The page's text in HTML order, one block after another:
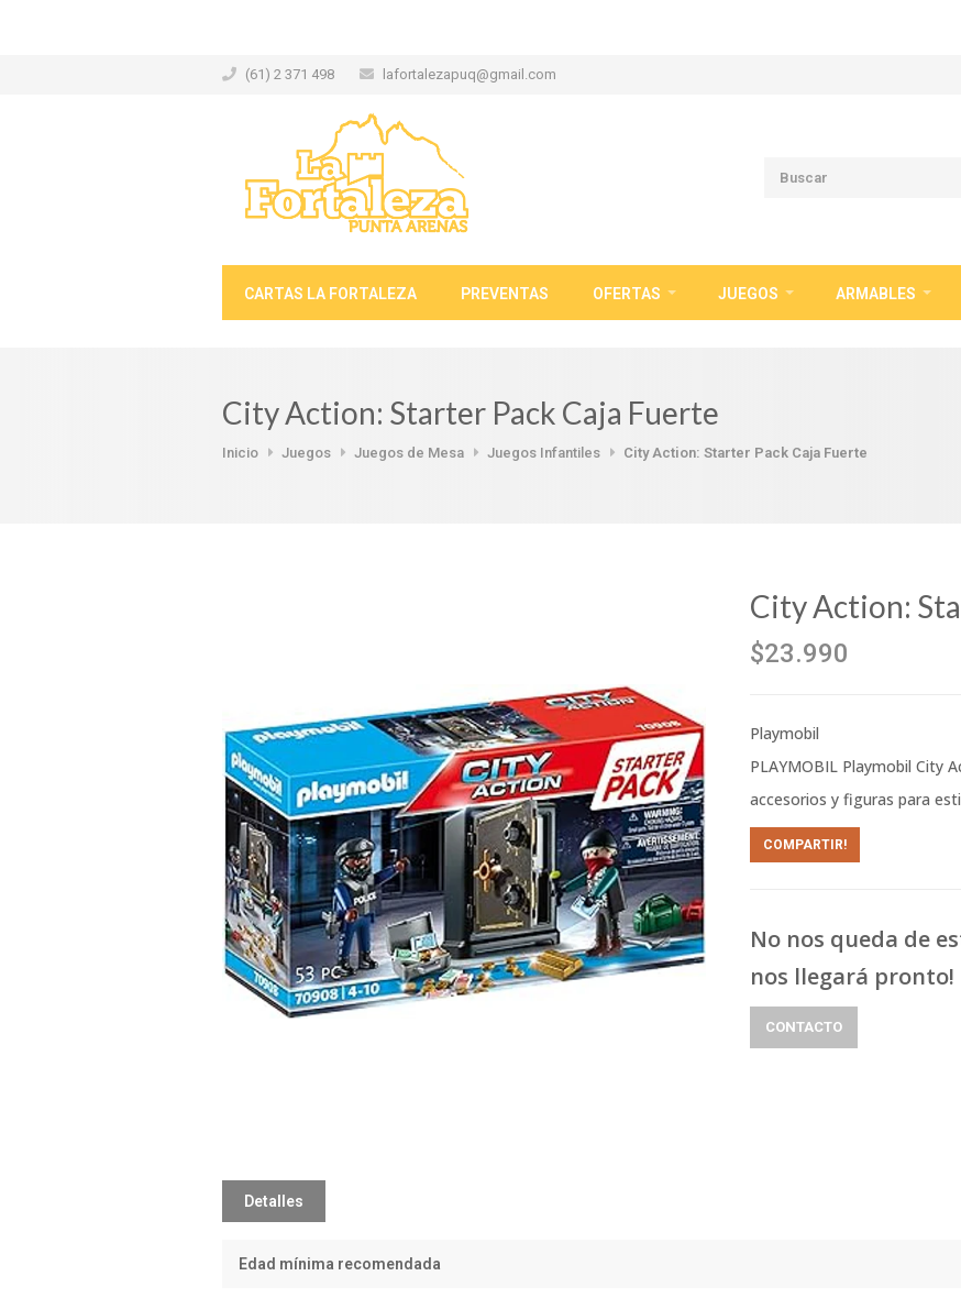
(61) 2 371 498 lafortalezapuq@gmail.com
CARTAS LA FORTALEZA PREVENTAS OFERTAS JUEGOS ARMABLES
City Action: Starter Pack Caja Fuerte
Inicio Juegos Juegos de Mesa Juegos Infantiles City Action: Starter Pack Caja Fuerte
City Action:
$23.990
Playmobil
PLAYMOBIL Playmobil City
accesorios y figuras para
COMPARTIR!
No nos queda de
nos llegará pronto!
CONTACTO
Detalles
Edad mínima recomendada